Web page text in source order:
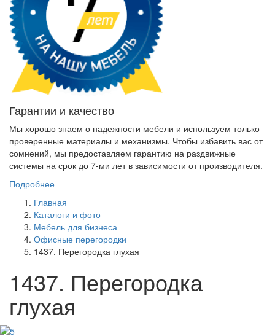
Гарантии и качество
Мы хорошо знаем о надежности мебели и используем только
проверенные материалы и механизмы. Чтобы избавить вас от
сомнений, мы предоставляем гарантию на раздвижные
системы на срок до 7-ми лет в зависимости от производителя.
Подробнее
Главная
Каталоги и фото
Мебель для бизнеса
Офисные перегородки
1437. Перегородка глухая
1437. Перегородка
глухая